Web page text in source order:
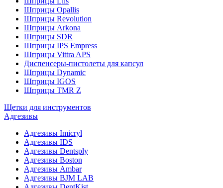
Шприцы Opallis
Шприцы Revolution
Шприцы Arkona
Шприцы SDR
Шприцы IPS Empress
Шприцы Vittra APS
Диспенсеры-пистолеты для капсул
Шприцы Dynamic
Шприцы IGOS
Шприцы TMR Z
Щетки для инструментов
Адгезивы
Адгезивы Imicryl
Адгезивы IDS
Адгезивы Dentsply
Адгезивы Boston
Адгезивы Ambar
Адгезивы BJM LAB